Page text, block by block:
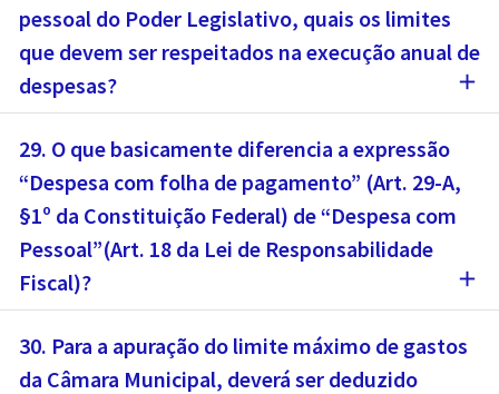
pessoal do Poder Legislativo, quais os limites
que devem ser respeitados na execução anual de
despesas?
add
29. O que basicamente diferencia a expressão
“Despesa com folha de pagamento” (Art. 29-A,
§1º da Constituição Federal) de “Despesa com
Pessoal”(Art. 18 da Lei de Responsabilidade
Fiscal)?
add
30. Para a apuração do limite máximo de gastos
da Câmara Municipal, deverá ser deduzido